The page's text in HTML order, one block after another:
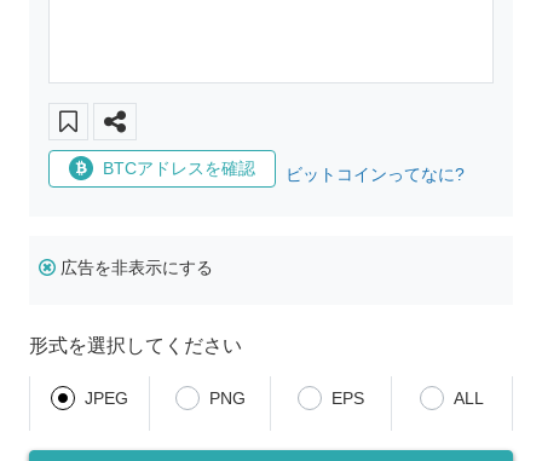
BTCアドレスを確認 ビットコインってなに?
広告を非表示にする
形式を選択してください
JPEG PNG EPS ALL